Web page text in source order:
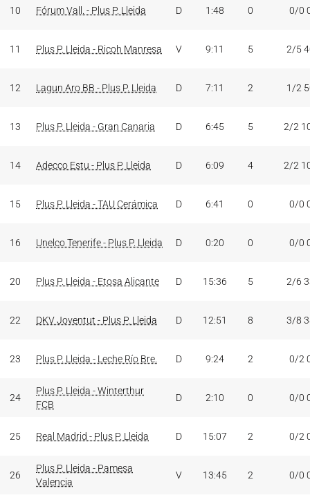
10 Fórum Vall. - Plus P. Lleida D 1:48 0 0/0
11 Plus P. Lleida - Ricoh Manresa V 9:11 5 2/5
12 Lagun Aro BB - Plus P. Lleida D 7:11 2 1/2
13 Plus P. Lleida - Gran Canaria D 6:45 5 2/2
14 Adecco Estu - Plus P. Lleida D 6:09 4 2/2
15 Plus P. Lleida - TAU Cerámica D 6:41 0 0/0
16 Unelco Tenerife - Plus P. Lleida D 0:20 0 0/0
20 Plus P. Lleida - Etosa Alicante D 15:36 5 2/6
22 DKV Joventut - Plus P. Lleida D 12:51 8 3/8
23 Plus P. Lleida - Leche Río Bre. D 9:24 2 0/2
24
Plus P. Lleida - Winterthur
FCB
D 2:10 0 0/0
25 Real Madrid - Plus P. Lleida D 15:07 2 0/2
26
Plus P. Lleida - Pamesa
Valencia
V 13:45 2 0/0